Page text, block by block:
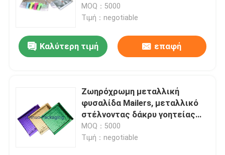
για τη σαφή παράδοση
MOQ：5000
Τιμή：negotiable
Καλύτερη τιμή επαφή
Ζωηρόχρωμη μεταλλική
φυσαλίδα Mailers, μεταλλικό
στέλνοντας δάκρυ γοητείας
φακέλων ανθεκτικό
MOQ：5000
Τιμή：negotiable